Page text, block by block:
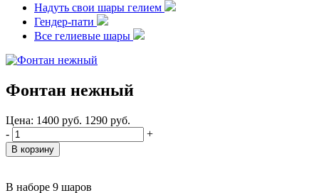
Надуть свои шары гелием
Гендер-пати
Все гелиевые шары
Фонтан нежный
Цена: 1400 руб. 1290 руб.
-
+
В наборе 9 шаров